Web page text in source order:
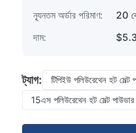
ন্যূনতম অর্ডার পরিমাণ:
20
দাম:
ট্যাগ: টিপিইউ পলিউরেথেন হট মেল্ট
15এস পলিউরেথেন হট মেল্ট পাউডার